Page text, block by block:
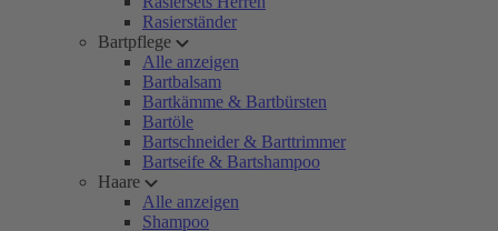
Rasierständer
Bartpflege
Alle anzeigen
Bartbalsam
Bartkämme & Bartbürsten
Bartöle
Bartschneider & Barttrimmer
Bartseife & Bartshampoo
Haare
Alle anzeigen
Shampoo